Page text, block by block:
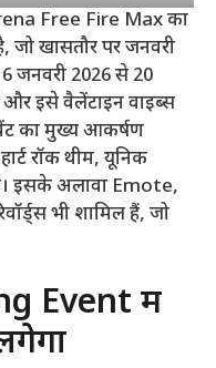
Free Fire Max का
खासतौर पर जनवरी
जनवरी 2026 से 20
और इसे वैलेंटाइन वाइब्स
का मुख्य आकर्षण
रॉक थीम, यूनिक
इसके अलावा Emote,
भी शामिल हैं, जो
Event में